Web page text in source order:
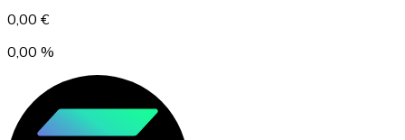
0,00 €
0,00 %